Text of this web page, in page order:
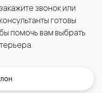
звонок или
готовы
помочь вам выбрать